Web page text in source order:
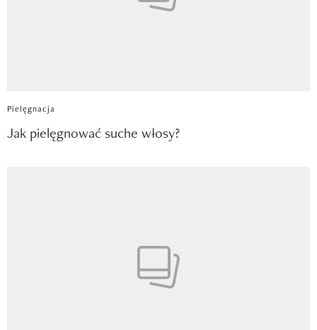
Pielęgnacja
Jak pielęgnować suche włosy?